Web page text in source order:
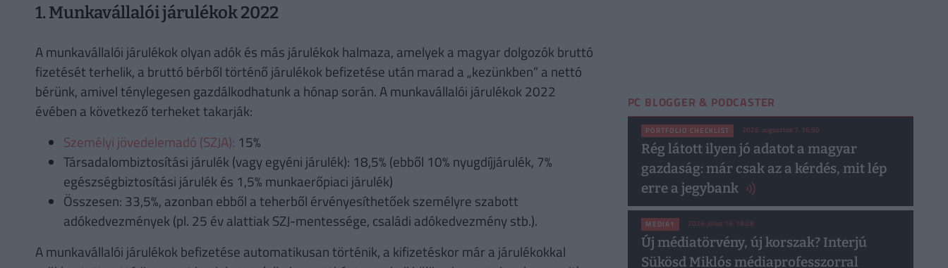
1. Munkavállalói járulékok 2022
A munkavállalói járulékok olyan adók és más járulékok halmaza, amelyek a magyar dolgozók bruttó
fizetését terhelik, a bruttó bérből történő járulékok befizetése után marad a „kezünkben” a nettó
bérünk, amivel ténylegesen gazdálkodhatunk a hónap során. A munkavállalói járulékok 2022
évében a következő terheket takarják:
Személyi jövedelemadó (SZJA): 15%
Társadalombiztosítási járulék (vagy egyéni járulék): 18,5% (ebből 10% nyugdíjjárulék, 7%
egészségbiztosítási járulék és 1,5% munkaerőpiaci járulék)
Összesen: 33,5%, azonban ebből a teherből érvényesíthetőek személyre szabott
adókedvezmények (pl. 25 év alattiak SZJ-mentessége, családi adókedvezmény stb.).
A munkavállalói járulékok befizetése automatikusan történik, a kifizetéskor már a járulékokkal
PC BLOGGER & PODCASTER
PORTFOLIO CHECKLIST 2026. augusztus 7. 16:50
Rég látott ilyen jó adatot a magyar
gazdaság: már csak az a kérdés, mit lép
erre a jegybank
MEDIA1 2026. július 16. 18:28
Új médiatörvény, új korszak? Interjú
Sükösd Miklós médiaprofesszorral